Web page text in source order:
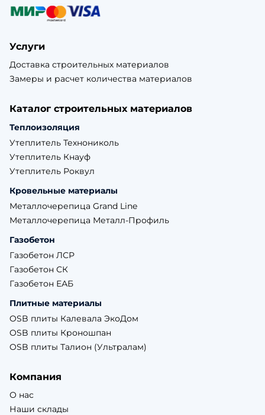
Услуги
Доставка строительных материалов
Замеры и расчет количества материалов
Каталог строительных материалов
Теплоизоляция
Утеплитель Технониколь
Утеплитель Кнауф
Утеплитель Роквул
Кровельные материалы
Металлочерепица Grand Line
Металлочерепица Металл-Профиль
Газобетон
Газобетон ЛСР
Газобетон СК
Газобетон ЕАБ
Плитные материалы
OSB плиты Калевала ЭкоДом
OSB плиты Кроношпан
OSB плиты Талион (Ультралам)
Компания
О нас
Наши склады